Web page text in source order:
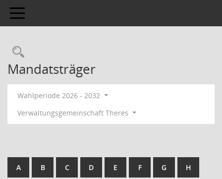
Toggle navigation
Mandatsträger
Wahlperiode 2026 - 2032
Verwaltungsgemeinschaft Theres
A B C D E F G H